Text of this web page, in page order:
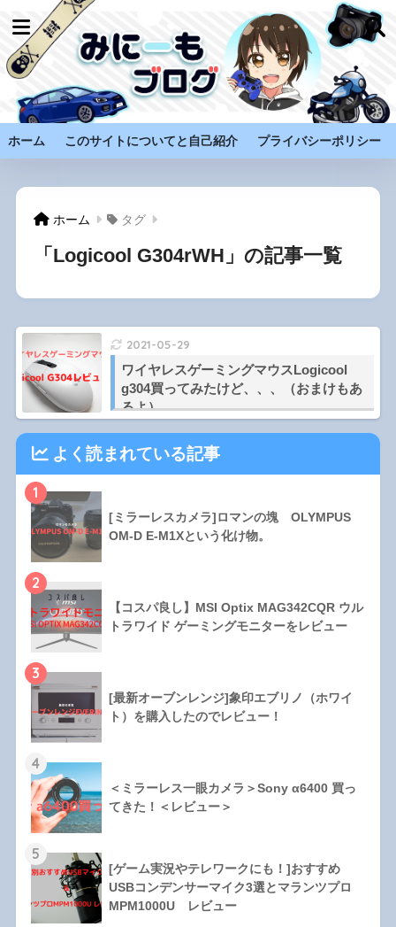
ホーム このサイトについてと自己紹介 プライバシーポリシー
ホーム タグ
「Logicool G304rWH」の記事一覧
2021-05-29
ワイヤレスゲーミングマウスLogicool
g304買ってみたけど、、、（おまけもあ
るよ）
よく読まれている記事
1
[ミラーレスカメラ]ロマンの塊 OLYMPUS
OM-D E-M1Xという化け物。
2
【コスパ良し】MSI Optix MAG342CQR ウル
トラワイド ゲーミングモニターをレビュー
3
[最新オーブンレンジ]象印エブリノ（ホワイ
ト）を購入したのでレビュー！
4
＜ミラーレス一眼カメラ＞Sony α6400 買っ
てきた！＜レビュー＞
5
[ゲーム実況やテレワークにも！]おすすめ
USBコンデンサーマイク3選とマランツプロ
MPM1000U レビュー